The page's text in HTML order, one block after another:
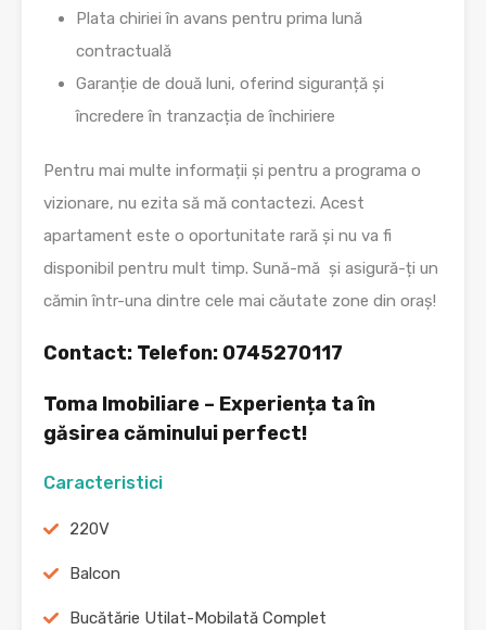
Plata chiriei în avans pentru prima lună
contractuală
Garanție de două luni, oferind siguranță și
încredere în tranzacția de închiriere
Pentru mai multe informații și pentru a programa o
vizionare, nu ezita să mă contactezi. Acest
apartament este o oportunitate rară și nu va fi
disponibil pentru mult timp. Sună-mă și asigură-ți un
cămin într-una dintre cele mai căutate zone din oraș!
Contact: Telefon: 0745270117
Toma Imobiliare – Experiența ta în
găsirea căminului perfect!
Caracteristici
220V
Balcon
Bucătărie Utilat-Mobilată Complet